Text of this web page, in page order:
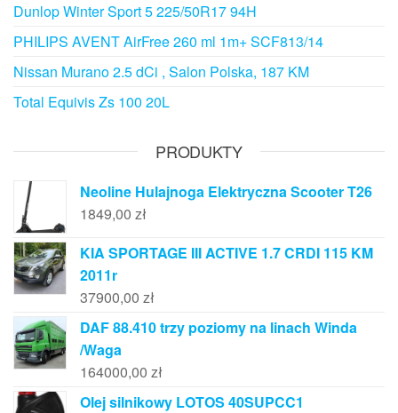
Dunlop Winter Sport 5 225/50R17 94H
PHILIPS AVENT AirFree 260 ml 1m+ SCF813/14
Nissan Murano 2.5 dCi , Salon Polska, 187 KM
Total Equivis Zs 100 20L
PRODUKTY
Neoline Hulajnoga Elektryczna Scooter T26
1849,00 zł
KIA SPORTAGE III ACTIVE 1.7 CRDI 115 KM
2011r
37900,00 zł
DAF 88.410 trzy poziomy na linach Winda
/Waga
164000,00 zł
Olej silnikowy LOTOS 40SUPCC1